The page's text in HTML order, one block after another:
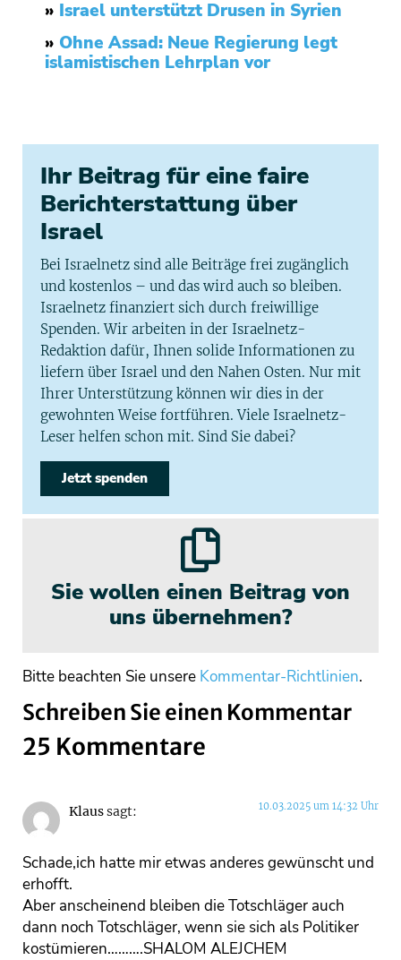
» Israel unterstützt Drusen in Syrien
» Ohne Assad: Neue Regierung legt
islamistischen Lehrplan vor
Ihr Beitrag für eine faire
Berichterstattung über
Israel
Bei Israelnetz sind alle Beiträge frei zugänglich
und kostenlos – und das wird auch so bleiben.
Israelnetz finanziert sich durch freiwillige
Spenden. Wir arbeiten in der Israelnetz-
Redaktion dafür, Ihnen solide Informationen zu
liefern über Israel und den Nahen Osten. Nur mit
Ihrer Unterstützung können wir dies in der
gewohnten Weise fortführen. Viele Israelnetz-
Leser helfen schon mit. Sind Sie dabei?
Jetzt spenden
Sie wollen einen Beitrag von
uns übernehmen?
Bitte beachten Sie unsere Kommentar-Richtlinien.
Schreiben Sie einen Kommentar
25 Kommentare
Klaussagt: 10.03.2025 um 14:32 Uhr
Schade,ich hatte mir etwas anderes gewünscht und
erhofft.
Aber anscheinend bleiben die Totschläger auch
dann noch Totschläger, wenn sie sich als Politiker
kostümieren……….SHALOM ALEJCHEM